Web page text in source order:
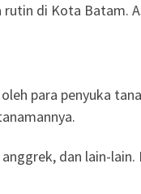
di Kota Batam.
para penyuka
dan lain-